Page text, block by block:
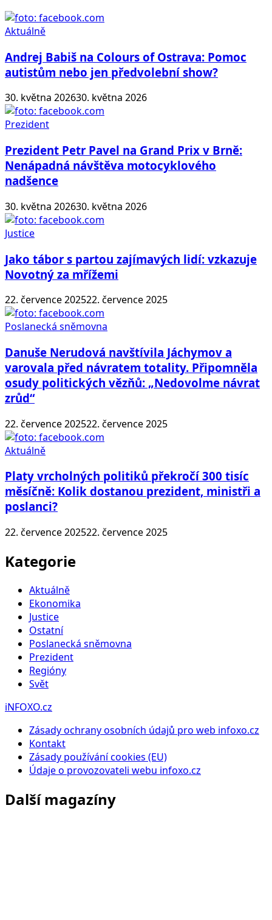
Aktuálně
Andrej Babiš na Colours of Ostrava: Pomoc
autistům nebo jen předvolební show?
30. května 202630. května 2026
Prezident
Prezident Petr Pavel na Grand Prix v Brně:
Nenápadná návštěva motocyklového
nadšence
30. května 202630. května 2026
Justice
Jako tábor s partou zajímavých lidí: vzkazuje
Novotný za mřížemi
22. července 202522. července 2025
Poslanecká sněmovna
Danuše Nerudová navštívila Jáchymov a
varovala před návratem totality. Připomněla
osudy politických vězňů: „Nedovolme návrat
zrůd“
22. července 202522. července 2025
Aktuálně
Platy vrcholných politiků překročí 300 tisíc
měsíčně: Kolik dostanou prezident, ministři a
poslanci?
22. července 202522. července 2025
Kategorie
Aktuálně
Ekonomika
Justice
Ostatní
Poslanecká sněmovna
Prezident
Regióny
Svět
iNFOXO.cz
Zásady ochrany osobních údajů pro web infoxo.cz
Kontakt
Zásady používání cookies (EU)
Údaje o provozovateli webu infoxo.cz
Další magazíny